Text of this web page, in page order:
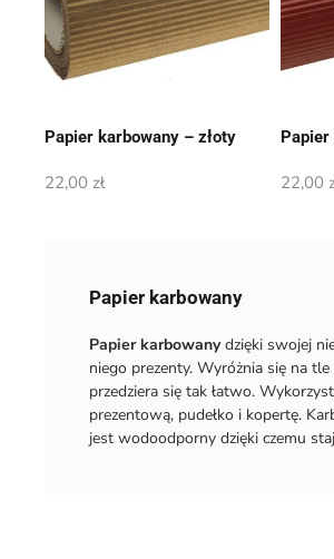
Papier karbowany – złoty
22,00 zł 22,00
Papier karbowany
Papier karbowanydzięki swojej
niego prezenty. Wyróżnia się na
przedziera się tak łatwo.
prezentową, pudełko i kopertę.
jest wodoodporny dzięki czemu